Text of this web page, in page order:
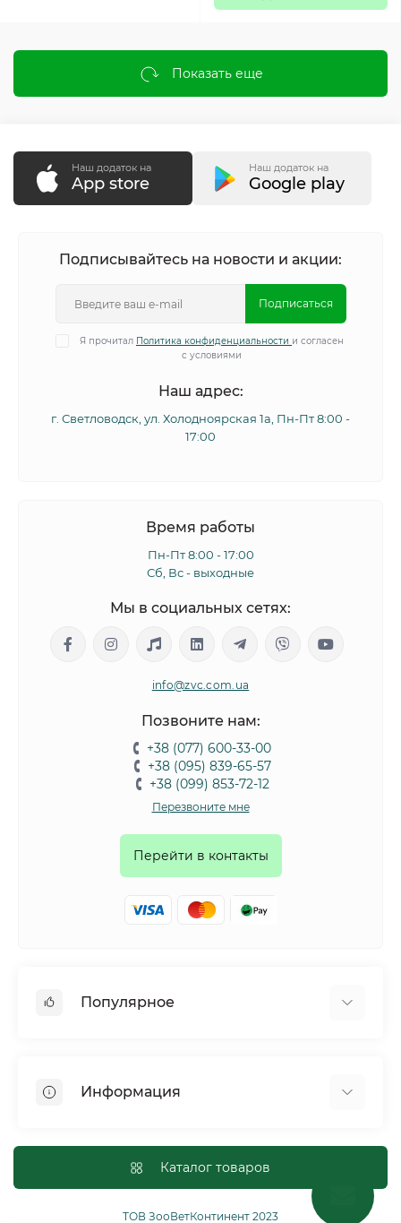
Показать еще
Наш додаток на
App store
Наш додаток на
Google play
Подписывайтесь на новости и акции:
Подписаться
Я прочитал Политика конфиденциальности и согласен
с условиями
Наш адрес:
г. Светловодск, ул. Холодноярская 1а, Пн-Пт 8:00 -
17:00
Время работы
Пн-Пт 8:00 - 17:00
Сб, Вс - выходные
Мы в социальных сетях:
info@zvc.com.ua
Позвоните нам:
+38 (077) 600-33-00
+38 (095) 839-65-57
+38 (099) 853-72-12
Перезвоните мне
Перейти в контакты
Популярное
Птицы
Рептилии
Сельскохозяйственные животные и птицы
Информация
Оплата и доставка
Политика конфиденциальности
Условия соглашения
Каталог товаров
ТОВ ЗооВетКонтинент 2023